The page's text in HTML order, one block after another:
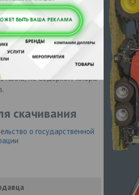
стокам идеальный
устраняет неприятные
ароматом лимона.
– не наносит вреда
трубам, не
их покрытие, не вызывает
не содержит хлора
скачивания
о государственной